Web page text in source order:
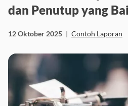
dan Penutup yang
12 Oktober 2025 Contoh Laporan